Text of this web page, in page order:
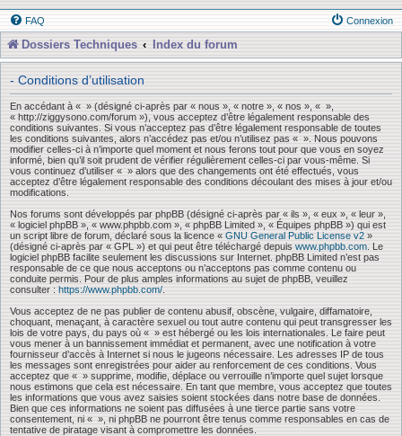
FAQ Connexion
Dossiers Techniques Index du forum
- Conditions d’utilisation
En accédant à « » (désigné ci-après par « nous », « notre », « nos », « »,
« http://ziggysono.com/forum »), vous acceptez d’être légalement responsable des
conditions suivantes. Si vous n’acceptez pas d’être légalement responsable de toutes
les conditions suivantes, alors n’accédez pas et/ou n’utilisez pas « ». Nous pouvons
modifier celles-ci à n’importe quel moment et nous ferons tout pour que vous en soyez
informé, bien qu’il soit prudent de vérifier régulièrement celles-ci par vous-même. Si
vous continuez d’utiliser « » alors que des changements ont été effectués, vous
acceptez d’être légalement responsable des conditions découlant des mises à jour et/ou
modifications.
Nos forums sont développés par phpBB (désigné ci-après par « ils », « eux », « leur »,
« logiciel phpBB », « www.phpbb.com », « phpBB Limited », « Équipes phpBB ») qui est
un script libre de forum, déclaré sous la licence « GNU General Public License v2 »
(désigné ci-après par « GPL ») et qui peut être téléchargé depuis www.phpbb.com . Le
logiciel phpBB facilite seulement les discussions sur Internet. phpBB Limited n’est pas
responsable de ce que nous acceptons ou n’acceptons pas comme contenu ou
conduite permis. Pour de plus amples informations au sujet de phpBB, veuillez
consulter : https://www.phpbb.com/
Vous acceptez de ne pas publier de contenu abusif, obscène, vulgaire, diffamatoire,
choquant, menaçant, à caractère sexuel ou tout autre contenu qui peut transgresser les
lois de votre pays, du pays où « » est hébergé ou les lois internationales. Le faire peut
vous mener à un bannissement immédiat et permanent, avec une notification à votre
fournisseur d’accès à Internet si nous le jugeons nécessaire. Les adresses IP de tous
les messages sont enregistrées pour aider au renforcement de ces conditions. Vous
acceptez que « » supprime, modifie, déplace ou verrouille n’importe quel sujet lorsque
nous estimons que cela est nécessaire. En tant que membre, vous acceptez que toutes
les informations que vous avez saisies soient stockées dans notre base de données.
Bien que ces informations ne soient pas diffusées à une tierce partie sans votre
consentement, ni « », ni phpBB ne pourront être tenus comme responsables en cas de
tentative de piratage visant à compromettre les données.